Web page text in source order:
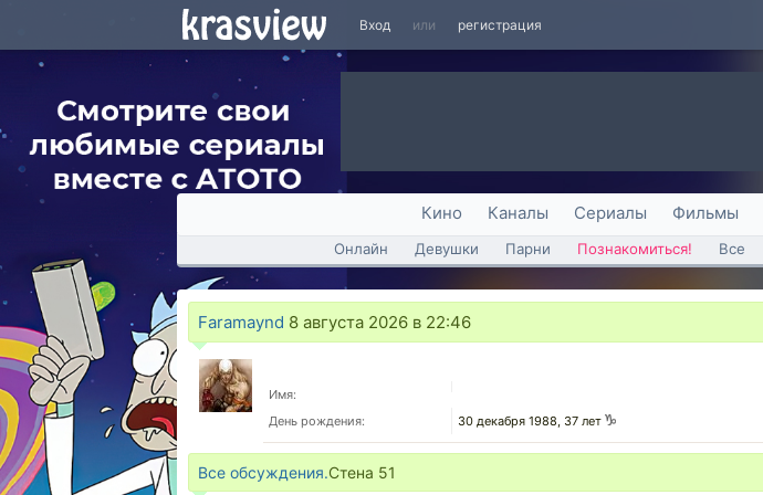
Вход или регистрация
Кино Каналы Сериалы Фильмы
Онлайн Девушки Парни Познакомиться! Все
Faramaynd 8 августа 2026 в 22:46
Имя:
День рождения:
30 декабря 1988, 37 лет
Все обсуждения.Стена 51